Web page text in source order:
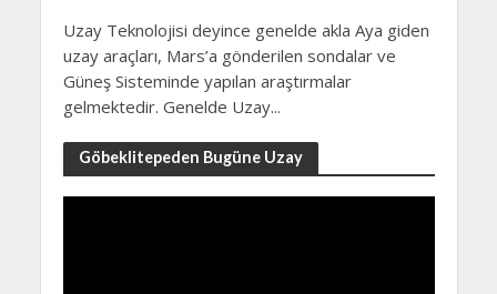
Uzay Teknolojisi deyince genelde akla Aya giden
uzay araçları, Mars’a gönderilen sondalar ve
Güneş Sisteminde yapılan araştırmalar
gelmektedir. Genelde Uzay...
Göbeklitepeden Bugüne Uzay